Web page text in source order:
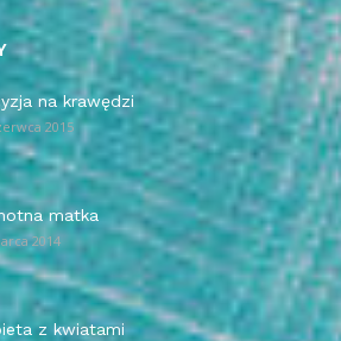
na krawędzi
2015
matka
2014
z kwiatami